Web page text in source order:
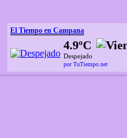
El Tiempo en Campana
4.9ºC
Despejado
por TuTiempo.net